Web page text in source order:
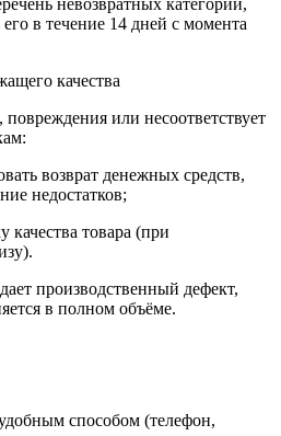
в течение 14 дней с момента
качества
или несоответствует
возврат денежных средств,
недостатков;
качества товара (при
производственный дефект,
в полном объёме.
способом (телефон,